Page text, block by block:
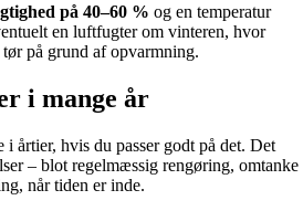
på 40–60 % og en temperatur
en luftfugter om vinteren, hvor
på grund af opvarmning.
i mange år
årtier, hvis du passer godt på det. Det
– blot regelmæssig rengøring, omtanke
når tiden er inde.